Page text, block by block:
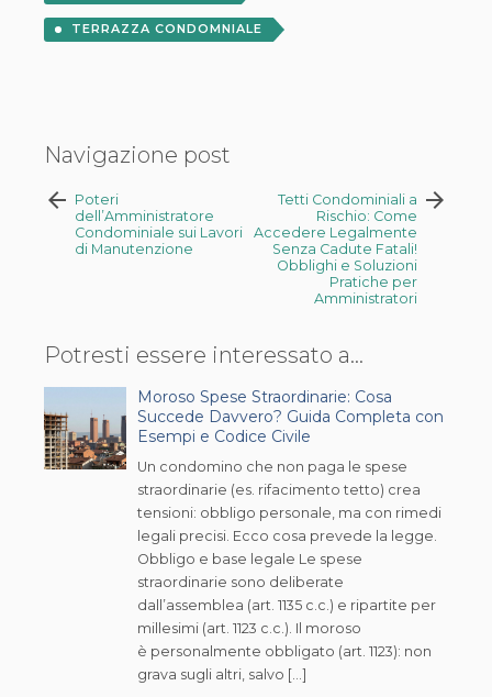
TERRAZZA CONDOMNIALE
Navigazione post
arrow_back Poteri
dell’Amministratore
Condominiale sui Lavori
di Manutenzione
Tetti Condominiali a
Rischio: Come
Accedere Legalmente
Senza Cadute Fatali!
Obblighi e Soluzioni
Pratiche per
Amministratori
arrow_forward
Potresti essere interessato a...
Moroso Spese Straordinarie: Cosa
Succede Davvero? Guida Completa con
Esempi e Codice Civile
Un condomino che non paga le spese
straordinarie (es. rifacimento tetto) crea
tensioni: obbligo personale, ma con rimedi
legali precisi. Ecco cosa prevede la legge.
Obbligo e base legale Le spese
straordinarie sono deliberate
dall’assemblea (art. 1135 c.c.) e ripartite per
millesimi (art. 1123 c.c.). Il moroso
è personalmente obbligato (art. 1123): non
grava sugli altri, salvo […]